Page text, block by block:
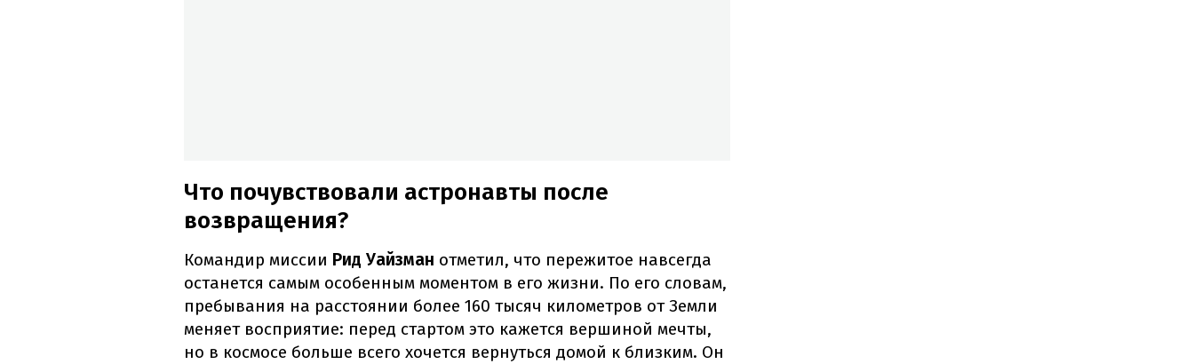
Что почувствовали астронавты после
возвращения?
Командир миссии Рид Уайзман отметил, что пережитое навсегда
останется самым особенным моментом в его жизни. По его словам,
пребывания на расстоянии более 160 тысяч километров от Земли
меняет восприятие: перед стартом это кажется вершиной мечты,
но в космосе больше всего хочется вернуться домой к близким. Он